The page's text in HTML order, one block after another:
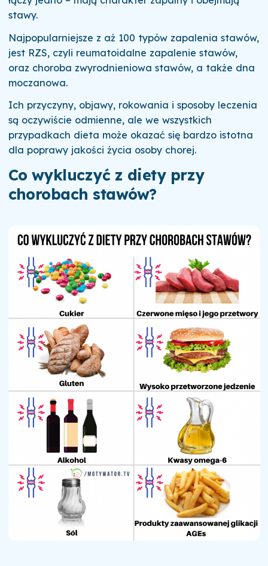
stawy.
Najpopularniejsze z aż 100 typów zapalenia stawów,
jest RZS, czyli reumatoidalne zapalenie stawów,
oraz choroba zwyrodnieniowa stawów, a także dna
moczanowa.
Ich przyczyny, objawy, rokowania i sposoby leczenia
są oczywiście odmienne, ale we wszystkich
przypadkach dieta może okazać się bardzo istotna
dla poprawy jakości życia osoby chorej.
Co wykluczyć z diety przy
chorobach stawów?